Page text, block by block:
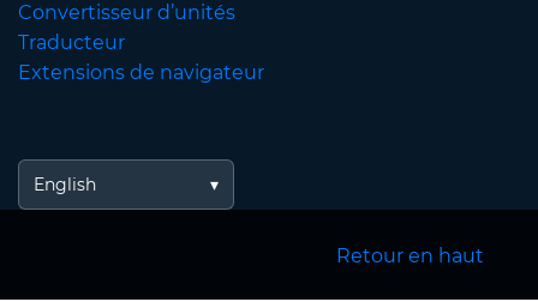
Convertisseur d’unités
Traducteur
Extensions de navigateur
English
Retour en haut